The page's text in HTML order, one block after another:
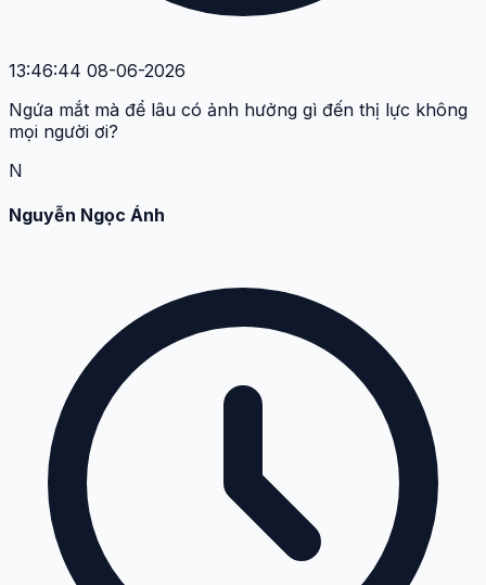
13:46:44 08-06-2026
Ngứa mắt mà để lâu có ảnh hưởng gì đến thị lực không
mọi người ơi?
N
Nguyễn Ngọc Ánh